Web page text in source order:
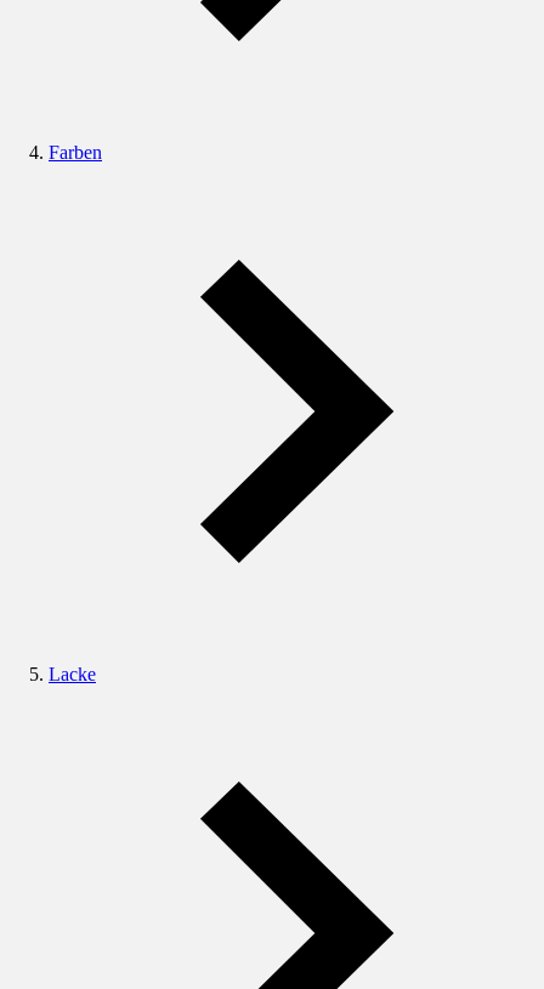
Farben
Lacke